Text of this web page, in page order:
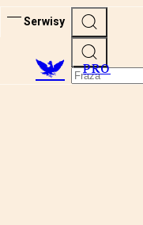
Serwisy
PRO